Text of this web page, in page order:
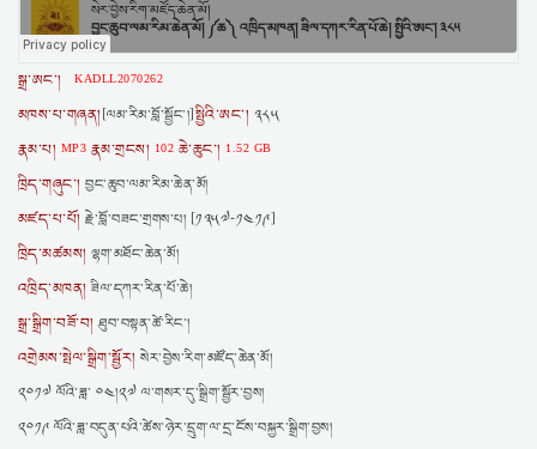
སྒྲ་ཨང་།KADLL2070262
མཁས་པ་གཞན།[ལམ་རིམ་བློ་སྦྱོང་།]སྤྱིའི་ཨང་། ༣༨༥
རྣམ་པ། MP3 རྣམ་གྲངས། 102 ཆེ་ཆུང་། 1.52 GB
ཁྲིད་གཞུང་། བྱང་ཆུབ་ལམ་རིམ་ཆེན་མོ།
མཛད་པ་པོ། རྗེ་བློ་བཟང་གྲགས་པ། [༡༣༥༧-༡༤༡༩]
ཁྲིད་མཚམས། ལྷག་མཐོང་ཆེན་མོ།
འཁྲིད་མཁན། ཟིལ་དཀར་རིན་པོ་ཆེ།
སྒྲ་སྒྲིག་བཟོ་བ། ཐུབ་བསྟན་ཚེ་རིང་།
འགྲེམས་སྤེལ་སྒྲིག་སྦྱོར། སེར་བྱེས་རིག་མཛོད་ཆེན་མོ།
༢༠༡༧ ལོའི་ཟླ་ ༠༤།༢༧ ལ་གསར་དུ་སྒྲིག་སྦྱོར་བྱས།
༢༠༡༩ ལོའི་ཟླ་བདུན་པའི་ཚེས་ཉེར་དྲུག་ལ་དྲ་ངོས་བསྐྱར་སྒྲིག་བྱས།